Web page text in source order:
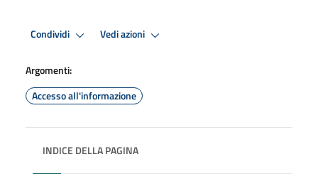
Condividi Vedi azioni
Argomenti:
Accesso all'informazione
INDICE DELLA PAGINA